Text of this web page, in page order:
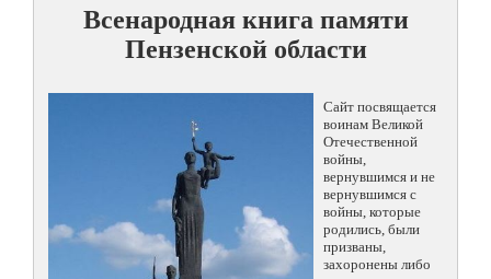
Всенародная книга памяти
Пензенской области
Сайт посвящается
воинам Великой
Отечественной
войны,
вернувшимся и не
вернувшимся с
войны, которые
родились, были
призваны,
захоронены либо